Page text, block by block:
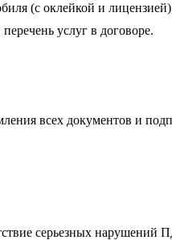
(с оклейкой и
услуг в договоре.
всех документов и
серьезных